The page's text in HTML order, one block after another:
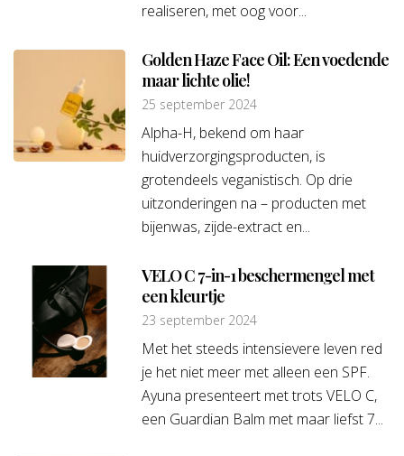
realiseren, met oog voor...
Golden Haze Face Oil: Een voedende
maar lichte olie!
25 september 2024
Alpha-H, bekend om haar
huidverzorgingsproducten, is
grotendeels veganistisch. Op drie
uitzonderingen na – producten met
bijenwas, zijde-extract en...
VELO C 7-in-1 beschermengel met
een kleurtje
23 september 2024
Met het steeds intensievere leven red
je het niet meer met alleen een SPF.
Ayuna presenteert met trots VELO C,
een Guardian Balm met maar liefst 7...